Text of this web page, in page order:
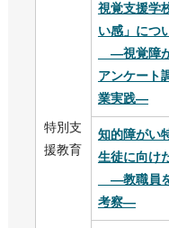
特別支
援教育
視覚支援学
い感」につ
―視覚障が
アンケート
業実践―
知的障がい
生徒に向け
―教職員を
考察―